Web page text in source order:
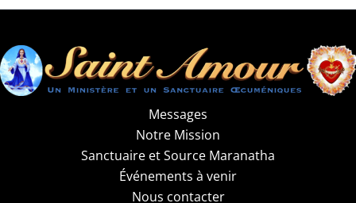
Messages
Notre Mission
Sanctuaire et Source Maranatha
Événements à venir
Nous contacter